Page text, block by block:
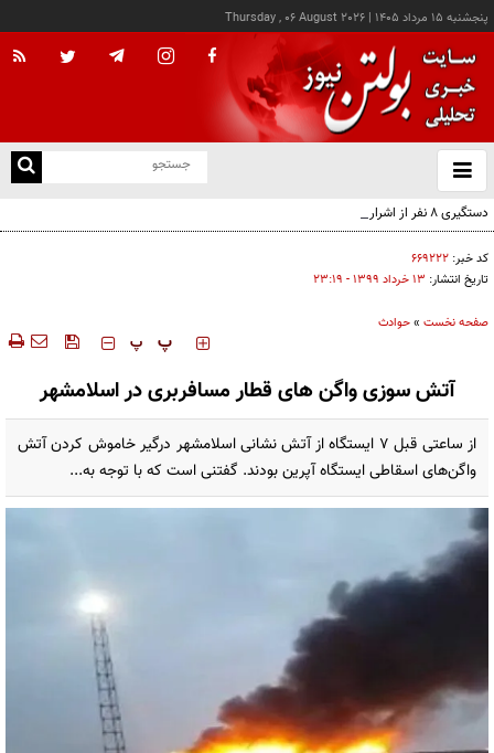
پنجشنبه ۱۵ مرداد ۱۴۰۵ |
Thursday , 06 August 2026
باز
و
دستگیری ۸ نفر از اشرار مسلح شاخص و مرتبطین گروهک‌های تروریستی
کد خبر: ۶۶۹۲۲۲
تاریخ انتشار: ۱۳ خرداد ۱۳۹۹ - ۲۳:۱۹
صفحه نخست »حوادث
‍‍‍ پ پ
آتش سوزی واگن های قطار مسافربری در اسلامشهر
از ساعتی قبل ۷ ایستگاه از آتش نشانی اسلامشهر درگیر خاموش کردن آتش
واگن‌های اسقاطی ایستگاه آپرین بودند. گفتنی است که با توجه به...